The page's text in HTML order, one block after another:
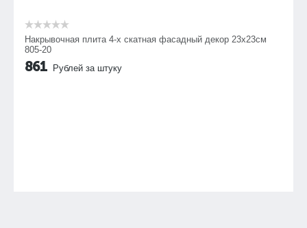
Накрывочная плита 4-х скатная фасадный декор 23х23см
805-20
861 Рублей за штуку